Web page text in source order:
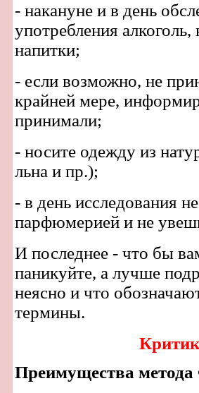
- накануне и в день
употребления
напитки;
- если возможно, не
крайней мере,
принимали;
- носите одежду из
льна и пр.);
- в день исследования
парфюмерией и не
И последнее - что бы
паникуйте, а лучше
неясно и что
термины.
Преимущества